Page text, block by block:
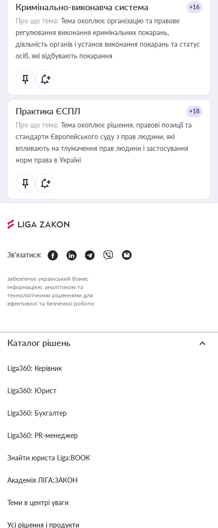
Кримінально-виконавча система +16
Про що тема: Тема охоплює організацію та правове
регулювання виконання кримінальних покарань,
діяльність органів і установ виконання покарань та статус
осіб, які відбувають покарання
Практика ЄСПЛ +18
Про що тема: Тема охоплює рішення, правові позиції та
стандарти Європейського суду з прав людини, які
впливають на тлумачення прав людини і застосування
норм права в Україні
Зв'язатися:
забезпечує український бізнес
інформацією, аналітикою та
технологічними рішеннями для
ефективної та безпечної роботи.
Каталог рішень
Liga360: Керівник
Liga360: Юрист
Liga360: Бухгалтер
Liga360: PR-менеджер
Знайти юриста Liga:BOOK
Академія ЛІГА:ЗАКОН
Теми в центрі уваги
Усі рішення і продукти